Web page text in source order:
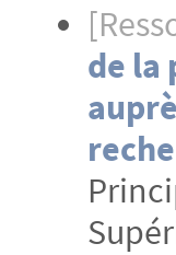
de la